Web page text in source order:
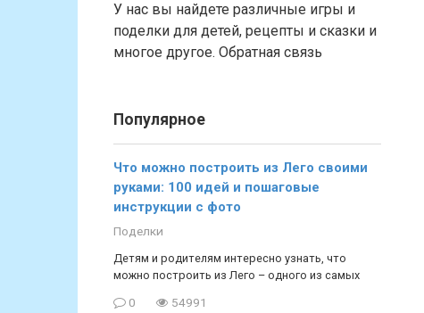
У нас вы найдете различные игры и
поделки для детей, рецепты и сказки и
многое другое. Обратная связь
Популярное
Что можно построить из Лего своими
руками: 100 идей и пошаговые
инструкции с фото
Поделки
Детям и родителям интересно узнать, что
можно построить из Лего – одного из самых
0 54991